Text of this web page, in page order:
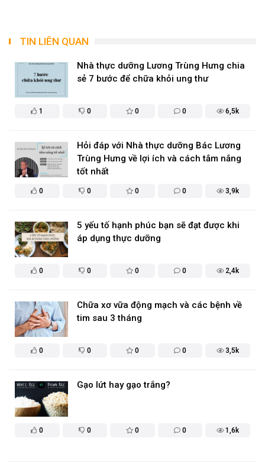
TIN LIÊN QUAN
1 0 0 0 6,5k
Nhà thực dưỡng Lương Trùng Hưng chia
sẻ 7 bước để chữa khỏi ung thư
0 0 0 0 3,9k
Hỏi đáp với Nhà thực dưỡng Bác Lương
Trùng Hưng về lợi ích và cách tắm nắng
tốt nhất
0 0 0 0 2,4k
5 yếu tố hạnh phúc bạn sẽ đạt được khi
áp dụng thực dưỡng
0 0 0 0 3,5k
Chữa xơ vữa động mạch và các bệnh về
tim sau 3 tháng
0 0 0 0 1,6k
Gạo lứt hay gạo trắng?